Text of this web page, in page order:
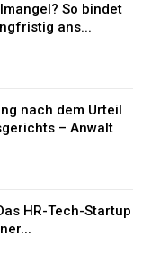
So bindet
ans...
nach dem Urteil
– Anwalt
HR-Tech-Startup